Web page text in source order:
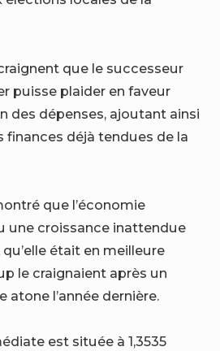
que le successeur
puisse plaider en faveur
des dépenses, ajoutant ainsi
finances déjà tendues de la
que l’économie
une croissance inattendue
était en meilleure
le craignaient après un
l’année dernière.
est située à 1,3535